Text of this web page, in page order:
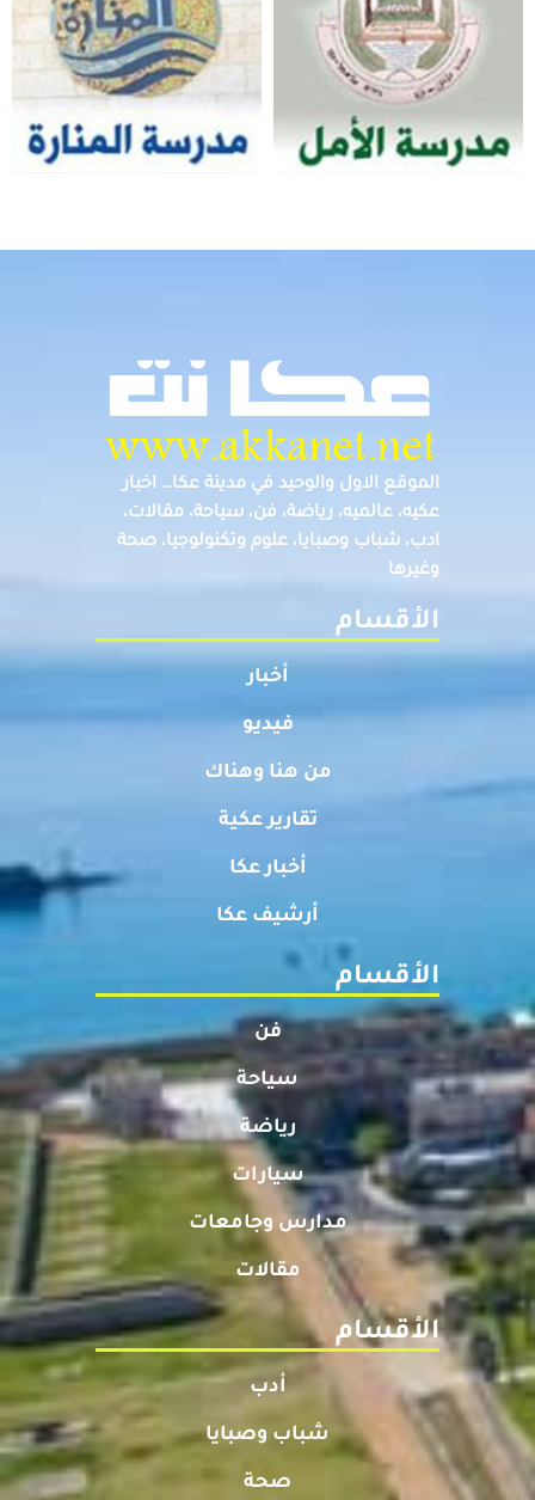
الموقع الاول والوحيد في مدينة عكا… اخبار
عكيه، عالميه، رياضة، فن، سياحة، مقالات،
ادب، شباب وصبايا، علوم وتكنولوجيا، صحة
وغيرها
الأقسام
أخبار
فيديو
من هنا وهناك
تقارير عكية
أخبار عكا
أرشيف عكا
الأقسام
فن
سياحة
رياضة
سيارات
مدارس وجامعات
مقالات
الأقسام
أدب
شباب وصبايا
صحة